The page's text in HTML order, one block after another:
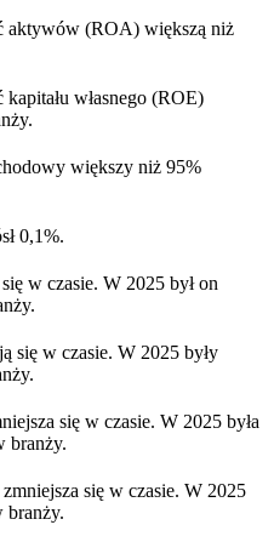
aktywów (ROA) większą niż
własnego (ROE)
większy niż 95%
0,1%.
w czasie. W 2025 był on
się w czasie. W 2025 były
się w czasie. W 2025 była
branży.
zmniejsza się w czasie. W 2025
branży.